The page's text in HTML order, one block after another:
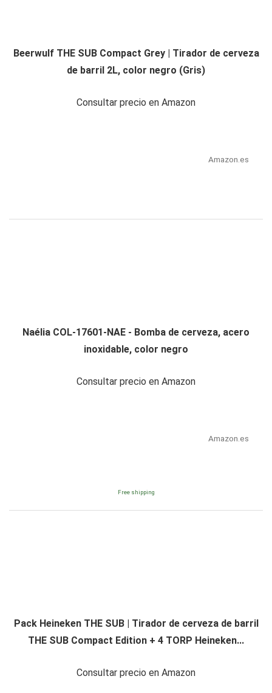
Beerwulf THE SUB Compact Grey | Tirador de cerveza
de barril 2L, color negro (Gris)
Consultar precio en Amazon
Amazon.es
Naélia COL-17601-NAE - Bomba de cerveza, acero
inoxidable, color negro
Consultar precio en Amazon
Amazon.es
Free shipping
Pack Heineken THE SUB | Tirador de cerveza de barril
THE SUB Compact Edition + 4 TORP Heineken...
Consultar precio en Amazon